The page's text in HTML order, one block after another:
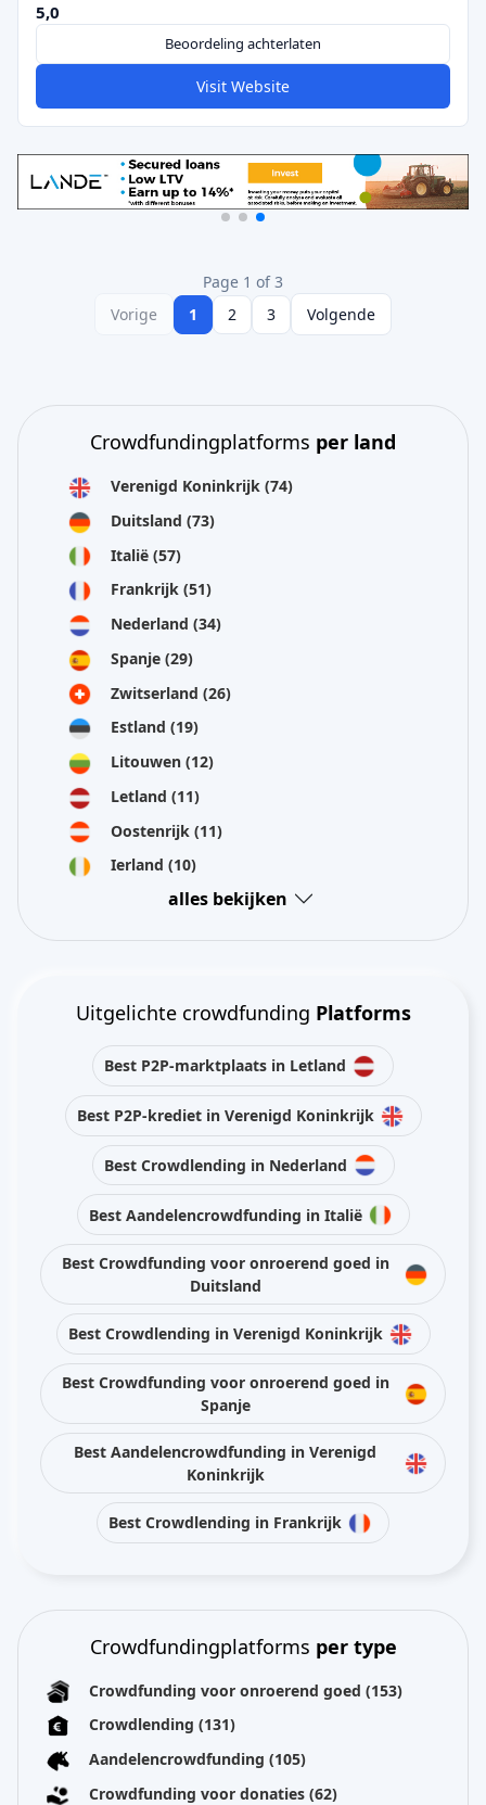
5,0
Beoordeling achterlaten
Visit Website
Page 1 of 3
Vorige
1 2 3 Volgende
Crowdfundingplatforms per land
Verenigd Koninkrijk (74)
Duitsland (73)
Italië (57)
Frankrijk (51)
Nederland (34)
Spanje (29)
Zwitserland (26)
Estland (19)
Litouwen (12)
Letland (11)
Oostenrijk (11)
Ierland (10)
alles bekijken
Uitgelichte crowdfunding Platforms
Best P2P-marktplaats in Letland
Best P2P-krediet in Verenigd Koninkrijk
Best Crowdlending in Nederland
Best Aandelencrowdfunding in Italië
Best Crowdfunding voor onroerend goed in
Duitsland
Best Crowdlending in Verenigd Koninkrijk
Best Crowdfunding voor onroerend goed in
Spanje
Best Aandelencrowdfunding in Verenigd
Koninkrijk
Best Crowdlending in Frankrijk
Crowdfundingplatforms per type
Crowdfunding voor onroerend goed (153)
Crowdlending (131)
Aandelencrowdfunding (105)
Crowdfunding voor donaties (62)